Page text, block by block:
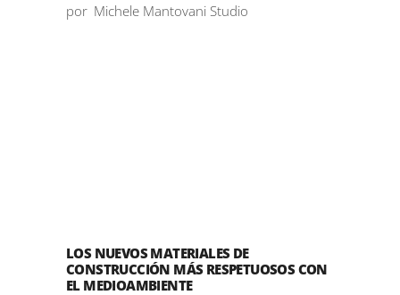
por Michele Mantovani Studio
LOS NUEVOS MATERIALES DE
CONSTRUCCIÓN MÁS RESPETUOSOS CON
EL MEDIOAMBIENTE